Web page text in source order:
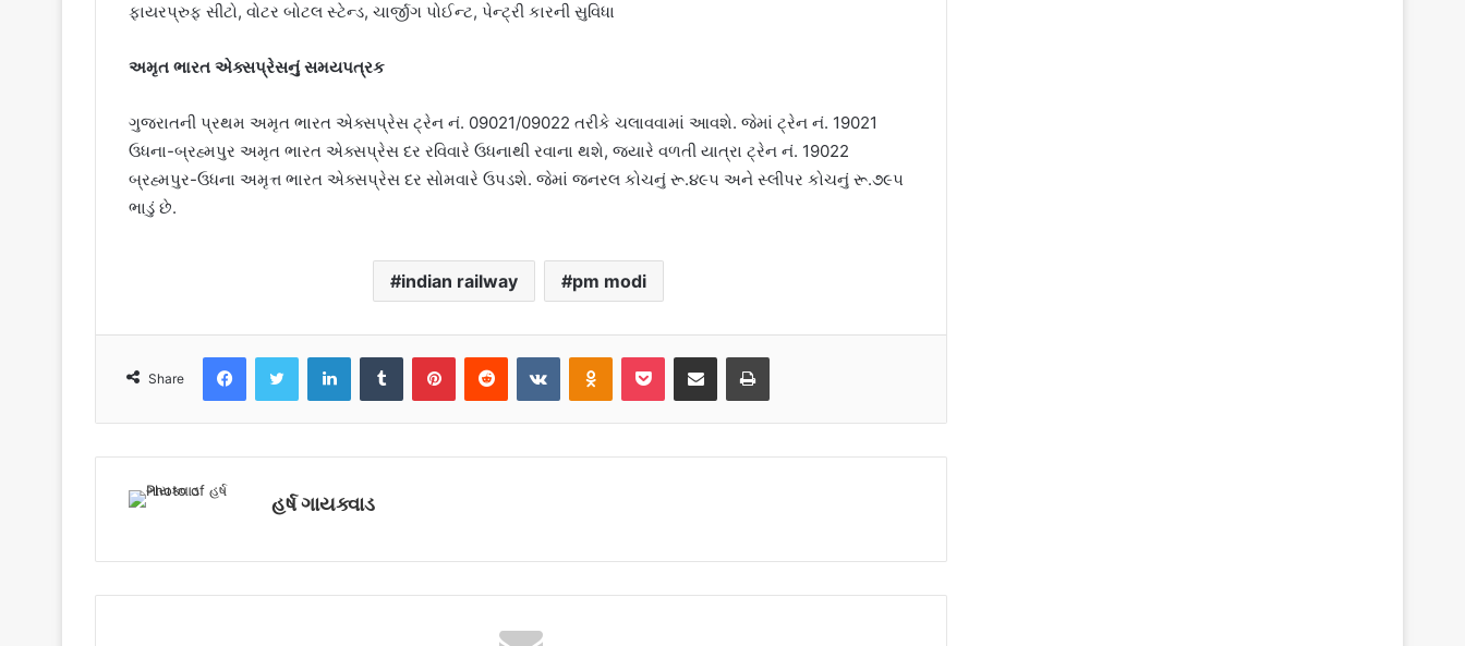
ફાયરપ્રુફ સીટો, વોટર બોટલ સ્ટેન્ડ, ચાર્જીગ પોઈન્ટ, પેન્ટ્રી કારની સુવિધા
અમૃત ભારત એક્સપ્રેસનું સમયપત્રક
ગુજરાતની પ્રથમ અમૃત ભારત એક્સપ્રેસ ટ્રેન નં. 09021/09022 તરીકે ચલાવવામાં આવશે. જેમાં ટ્રેન નં. 19021
ઉધના-બ્રહ્મપુર અમૃત ભારત એક્સપ્રેસ દર રવિવારે ઉધનાથી રવાના થશે, જ્યારે વળતી યાત્રા ટ્રેન નં. 19022
બ્રહ્મપુર-ઉધના અમૃત્ત ભારત એક્સપ્રેસ દર સોમવારે ઉપડશે. જેમાં જનરલ કોચનું રૂ.૪૯૫ અને સ્લીપર કોચનું રૂ.૭૯૫
ભાડું છે.
indian railway pm modi
Share
હર્ષ ગાયક્વાડ